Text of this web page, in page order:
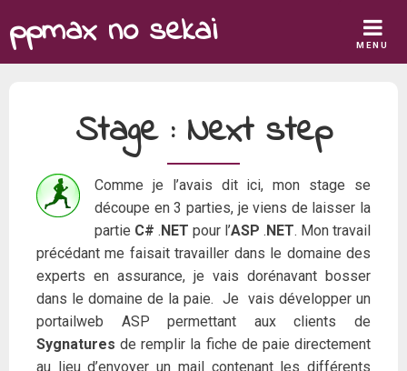
to
content
ppmax no sekai MENU
Stage : Next step
Comme je l’avais dit ici, mon stage se
découpe en 3 parties, je viens de laisser la
partie C# .NET pour l’ASP .NET. Mon travail
précédant me faisait travailler dans le domaine des
experts en assurance, je vais dorénavant bosser
dans le domaine de la paie. Je vais développer un
portailweb ASP permettant aux clients de
Sygnaturesde remplir la fiche de paie directement
au lieu d’envoyer un mail contenant les différents